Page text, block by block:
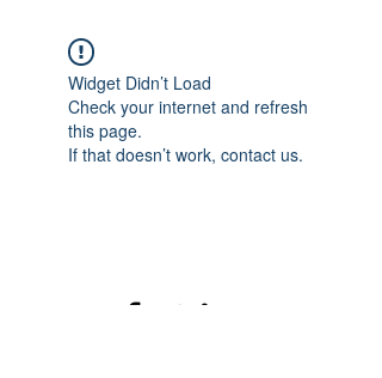
Widget Didn’t Load
Check your internet and refresh
this page.
If that doesn’t work, contact us.